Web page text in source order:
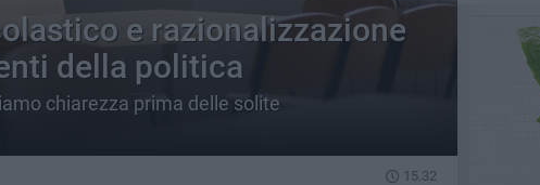
e razionalizzazione
della politica
chiarezza prima delle solite
15.32